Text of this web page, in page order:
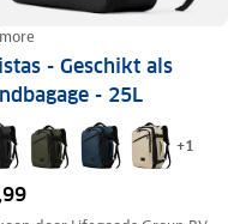
- Geschikt als
- 25L
+1